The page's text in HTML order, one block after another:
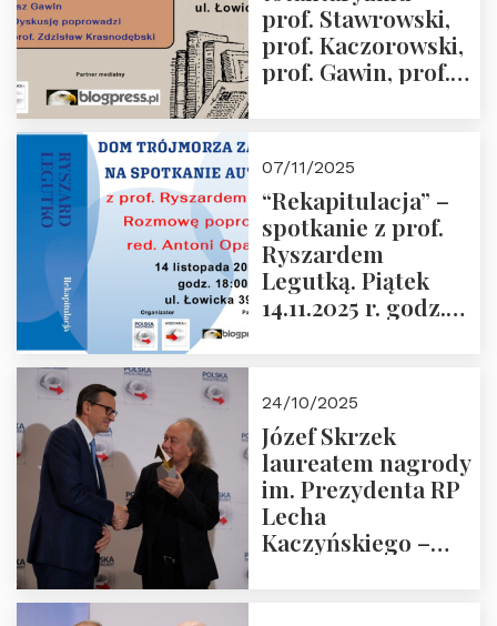
godz. 18:00.
prof. Stawrowski,
prof. Kaczorowski,
prof. Gawin, prof.
07/11/2025
“Rekapitulacja” –
spotkanie z prof.
Ryszardem
Legutką. Piątek
14.11.2025 r. godz.
24/10/2025
Józef Skrzek
laureatem nagrody
im. Prezydenta RP
Lecha
Kaczyńskiego –